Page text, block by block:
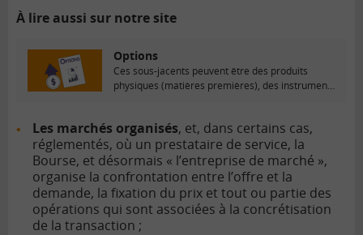
À lire aussi sur notre site
Options
Ces sous-jacents peuvent être des produits
physiques (matières premières), des instruments
Les marchés organisés, et, dans certains cas,
réglementés, où un prestataire de service, la
Bourse, et désormais « l’entreprise de marché »,
organise la confrontation entre l’offre et la
demande, la fixation du prix et tout ou partie des
opérations qui sont associées à la concrétisation
de la transaction ;